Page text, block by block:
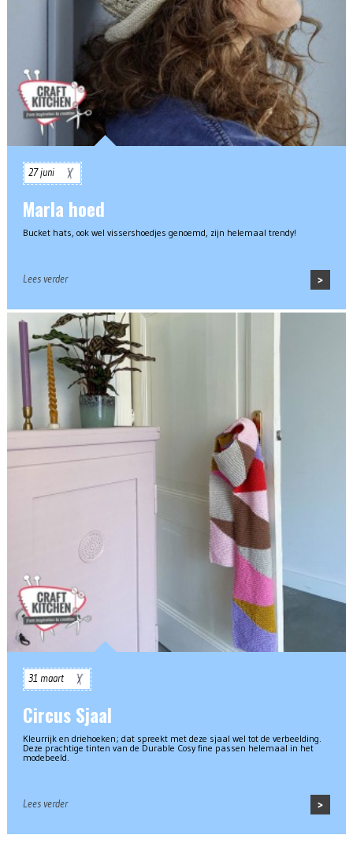
27 juni
Marla hoed
Bucket hats, ook wel vissershoedjes genoemd, zijn helemaal trendy!
Lees verder
31 maart
Circus Sjaal
Kleurrijk en driehoeken; dat spreekt met deze sjaal wel tot de verbeelding.
Deze prachtige tinten van de Durable Cosy fine passen helemaal in het
modebeeld.
Lees verder